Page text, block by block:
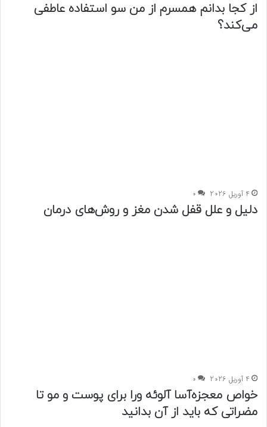
از کجا بدانم همسرم از من سو استفاده عاطفی
می‌کند؟
4 آوریل 2026 0
دلیل و علل قفل شدن مغز و روش‌های درمان
4 آوریل 2026 0
خواص معجزه‌آسا آلوئه ورا برای پوست و مو تا
مضراتی که باید از آن بدانید